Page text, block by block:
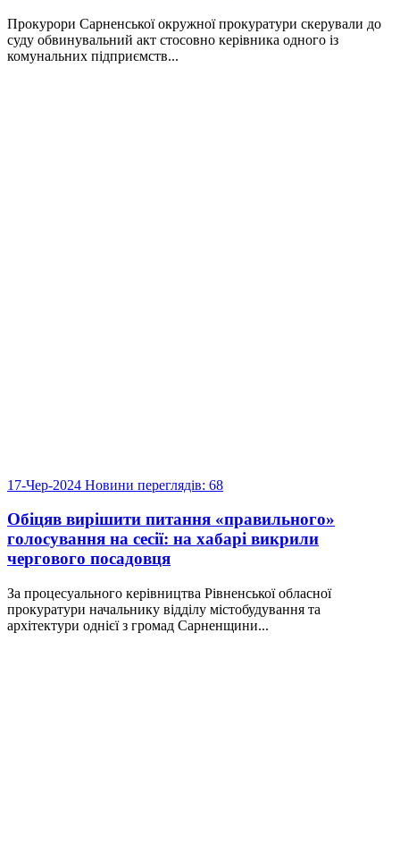
Прокурори Сарненської окружної прокуратури скерували до
суду обвинувальний акт стосовно керівника одного із
комунальних підприємств...
17-Чер-2024 Новини переглядів: 68
Обіцяв вирішити питання «правильного»
голосування на сесії: на хабарі викрили
чергового посадовця
За процесуального керівництва Рівненської обласної
прокуратури начальнику відділу містобудування та
архітектури однієї з громад Сарненщини...